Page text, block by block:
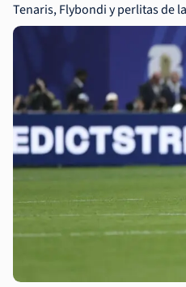
Tenaris, Flybondi y perlitas de